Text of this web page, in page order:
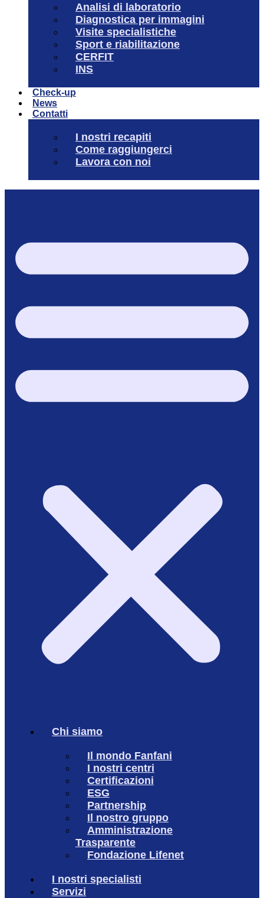
Analisi di laboratorio
Diagnostica per immagini
Visite specialistiche
Sport e riabilitazione
CERFIT
INS
Check-up
News
Contatti
I nostri recapiti
Come raggiungerci
Lavora con noi
Chi siamo
Il mondo Fanfani
I nostri centri
Certificazioni
ESG
Partnership
Il nostro gruppo
Amministrazione
Trasparente
Fondazione Lifenet
I nostri specialisti
Servizi